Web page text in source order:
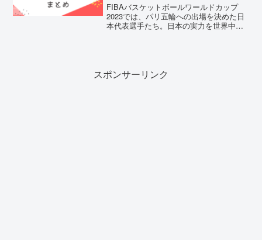
FIBAバスケットボールワールドカップ
2023では、パリ五輪への出場を決めた日
本代表選手たち。日本の実力を世界中に
スポンサーリンク